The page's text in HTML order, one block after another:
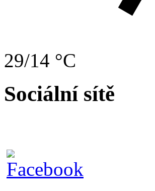
29/14 °C
Sociální sítě